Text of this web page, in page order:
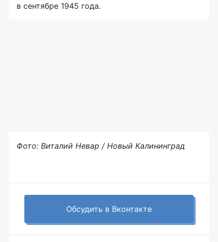
в сентябре 1945 года.
Фото: Виталий Невар / Новый Калининград
Обсудить в Вконтакте